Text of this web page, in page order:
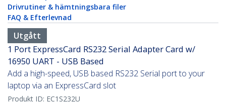
Drivrutiner & hämtningsbara filer
FAQ & Efterlevnad
Utgått
1 Port ExpressCard RS232 Serial Adapter Card w/
16950 UART - USB Based
Add a high-speed, USB based RS232 Serial port to your
laptop via an ExpressCard slot
Produkt ID: EC1S232U